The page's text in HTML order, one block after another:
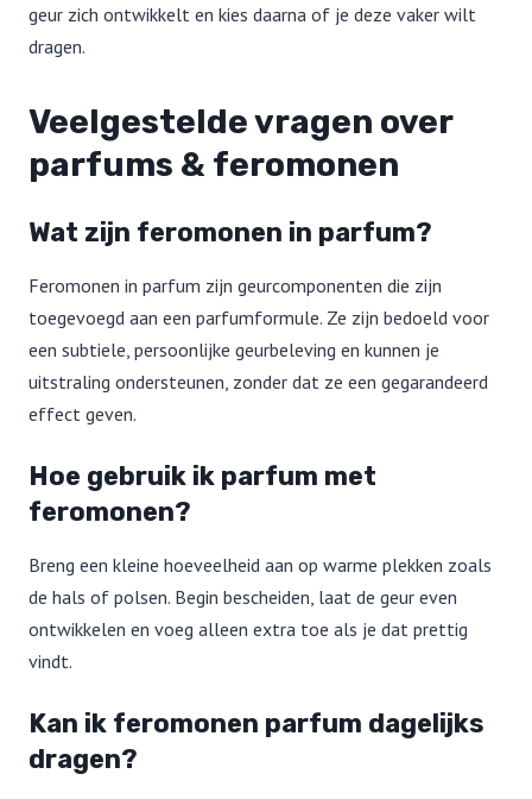
geur zich ontwikkelt en kies daarna of je deze vaker wilt
dragen.
Veelgestelde vragen over
parfums & feromonen
Wat zijn feromonen in parfum?
Feromonen in parfum zijn geurcomponenten die zijn
toegevoegd aan een parfumformule. Ze zijn bedoeld voor
een subtiele, persoonlijke geurbeleving en kunnen je
uitstraling ondersteunen, zonder dat ze een gegarandeerd
effect geven.
Hoe gebruik ik parfum met
feromonen?
Breng een kleine hoeveelheid aan op warme plekken zoals
de hals of polsen. Begin bescheiden, laat de geur even
ontwikkelen en voeg alleen extra toe als je dat prettig
vindt.
Kan ik feromonen parfum dagelijks
dragen?